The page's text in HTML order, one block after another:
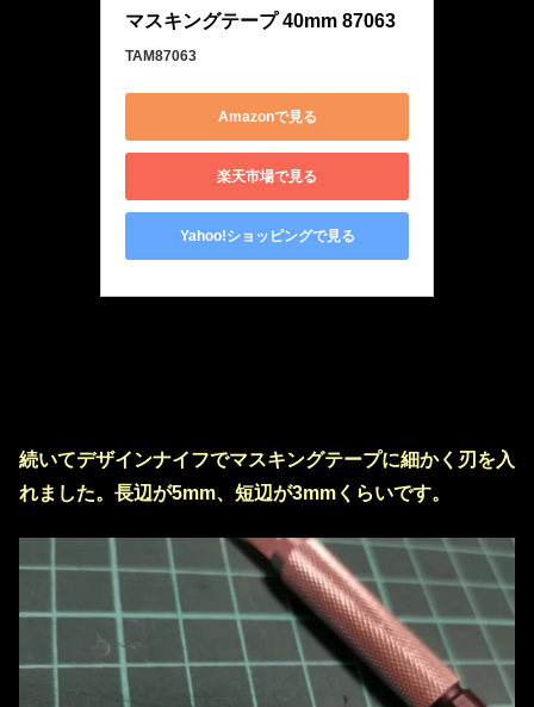
マスキングテープ 40mm 87063
TAM87063
Amazonで見る
楽天市場で見る
Yahoo!ショッピングで見る
続いてデザインナイフでマスキングテープに細かく刃を入
れました。長辺が5mm、短辺が3mmくらいです。